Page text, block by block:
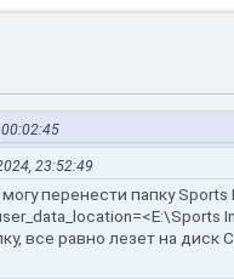
23:52:49
перенести папку
все равно лезет на диск